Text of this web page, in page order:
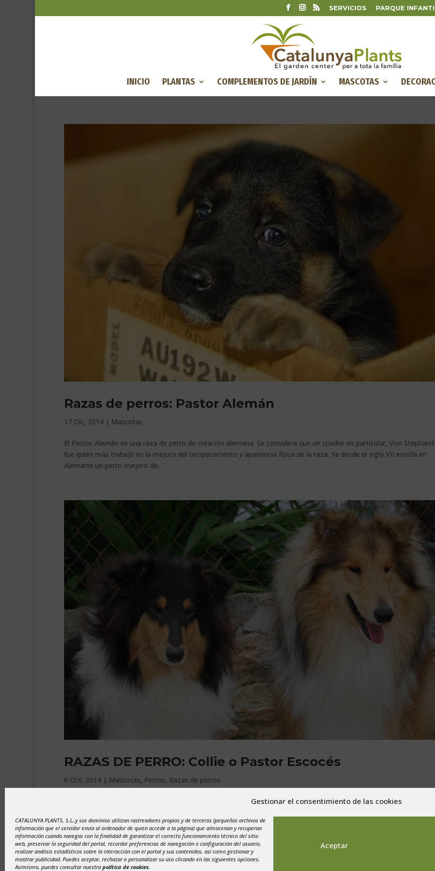
Gestionar el consentimiento de las cookies
CATALUNYA PLANTS, S.L.,y sus dominios utilizan rastreadores propios y de terceros (pequeños archivos de
información que el servidor envía al ordenador de quien accede a la página) que almacenan y recuperan
información cuando navegas con la finalidad de garantizar el correcto funcionamiento técnico del sitio
web, preservar la seguridad del portal, recordar preferencias de navegación o configuración del usuario,
realizar análisis estadísticos sobre la interacción con el portal y sus contenidos, así como gestionar y
mostrar publicidad. Puedes aceptar, rechazar o personalizar su uso clicando en las siguientes opciones.
Asimismo, puedes consultar nuestra política de cookies.
Aceptar
SERVICIOS PARQUE
INICIO PLANTAS COMPLEMENTOS DE JARDÍN MASCOTAS
Razas de perros: Pastor Alemán
17 Dic, 2014 | Mascotas
El Pastor Alemán es una raza de perro de creación alemana. Se considera que un criador en particular, Von
fue quien más trabajó en la mejora del temperamento y apariencia física de la raza. Ya desde el siglo VII existía en
Alemania un perro ovejero de...
RAZAS DE PERRO: Collie o Pastor Escocés
6 Oct, 2014 | Mascotas, Perros, Razas de perros
El Collie o Pastor Escocés es conocido también como Collie de la frontera, o Pastor Escocés de pelo largo.
descubrió esta raza. Quedó...